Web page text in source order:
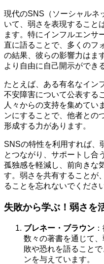
現代のSNS（ソーシャルネ
いて、弱さを表現すること
ます。特にインフルエンサ
直に語ることで、多くのフ
の結果、彼らの影響力はま
より自由に自己開示ができ
たとえば、ある有名なイン
不安障害について公表する
人々からの支持を集めてい
ンにすることで、他者との
形成する力があります。
SNSの特性を利用すれば、
とつながり、サポートし合
孤独感を軽減し、前向きな
す。弱さを共有することが
ることを忘れないでくださ
失敗から学ぶ！弱さを
ブレネー・ブラウン
数々の著書を通じて
敗や恐れを語ること
ンを与えています。